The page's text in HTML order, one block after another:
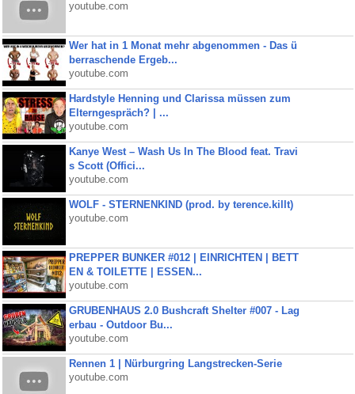
youtube.com
Wer hat in 1 Monat mehr abgenommen - Das ü
berraschende Ergeb...
youtube.com
Hardstyle Henning und Clarissa müssen zum
Elterngespräch? | ...
youtube.com
Kanye West – Wash Us In The Blood feat. Travi
s Scott (Offici...
youtube.com
WOLF - STERNENKIND (prod. by terence.killt)
youtube.com
PREPPER BUNKER #012 | EINRICHTEN | BETT
EN & TOILETTE | ESSEN...
youtube.com
GRUBENHAUS 2.0 Bushcraft Shelter #007 - Lag
erbau - Outdoor Bu...
youtube.com
Rennen 1 | Nürburgring Langstrecken-Serie
youtube.com